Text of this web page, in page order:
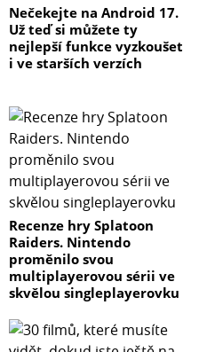
Nečekejte na Android 17.
Už teď si můžete ty
nejlepší funkce vyzkoušet
i ve starších verzích
Recenze hry Splatoon
Raiders. Nintendo
proměnilo svou
multiplayerovou sérii ve
skvělou singleplayerovku